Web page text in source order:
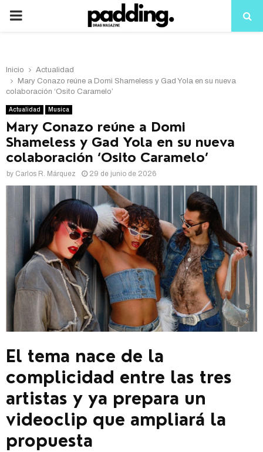
PRIMARY
Inicio
Actualidad
Mary Conazo reúne a Domi Shameless y Gad Yola en su nueva
colaboración ‘Osito Caramelo’
Actualidad Musica
Mary Conazo reúne a Domi
Shameless y Gad Yola en su nueva
colaboración ‘Osito Caramelo’
by Carlos R. Márquez 29 de junio de 2026
El tema nace de la
complicidad entre las tres
artistas y ya prepara un
videoclip que ampliará la
propuesta